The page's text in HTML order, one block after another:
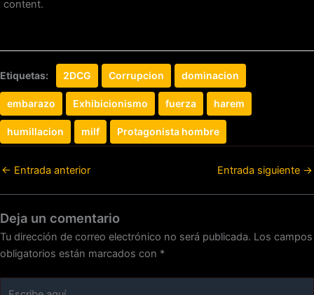
content.
Etiquetas: 2DCG Corrupcion dominacion
embarazo Exhibicionismo fuerza harem
humillacion milf Protagonista hombre
← Entrada anterior Entrada siguiente →
Deja un comentario
Tu dirección de correo electrónico no será publicada. Los campos
obligatorios están marcados con *